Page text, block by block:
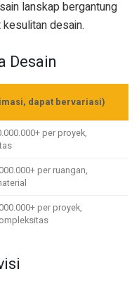
lanskap bergantung
desain.
Desain
dapat bervariasi)
per proyek,
per ruangan,
per proyek,